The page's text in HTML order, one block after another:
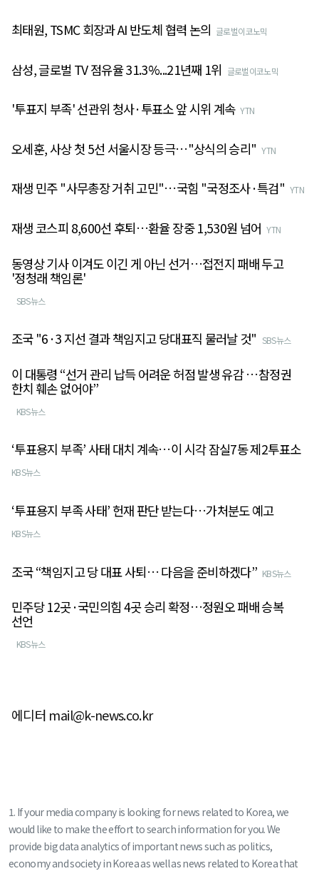
최태원, TSMC 회장과 AI 반도체 협력 논의 글로벌이코노믹
삼성, 글로벌 TV 점유율 31.3%...21년째 1위 글로벌이코노믹
'투표지 부족' 선관위 청사·투표소 앞 시위 계속 YTN
오세훈, 사상 첫 5선 서울시장 등극…"상식의 승리" YTN
재생 민주 "사무총장 거취 고민"…국힘 "국정조사·특검" YTN
재생 코스피 8,600선 후퇴…환율 장중 1,530원 넘어 YTN
동영상 기사 이겨도 이긴 게 아닌 선거…접전지 패배 두고
'정청래 책임론'
SBS뉴스
조국 "6·3 지선 결과 책임지고 당대표직 물러날 것" SBS뉴스
이 대통령 “선거 관리 납득 어려운 허점 발생 유감 …참정권
한치 훼손 없어야”
KBS뉴스
‘투표용지 부족’ 사태 대치 계속…이 시각 잠실7동 제2투표소
KBS뉴스
‘투표용지 부족 사태’ 헌재 판단 받는다…가처분도 예고
KBS뉴스
조국 “책임지고 당 대표 사퇴… 다음을 준비하겠다” KBS뉴스
민주당 12곳·국민의힘 4곳 승리 확정…정원오 패배 승복
선언
KBS뉴스
에디터 mail@k-news.co.kr
1. If your media company is looking for news related to Korea, we
would like to make the effort to search information for you. We
provide big data analytics of important news such as politics,
economy and society in Korea as well as news related to Korea that